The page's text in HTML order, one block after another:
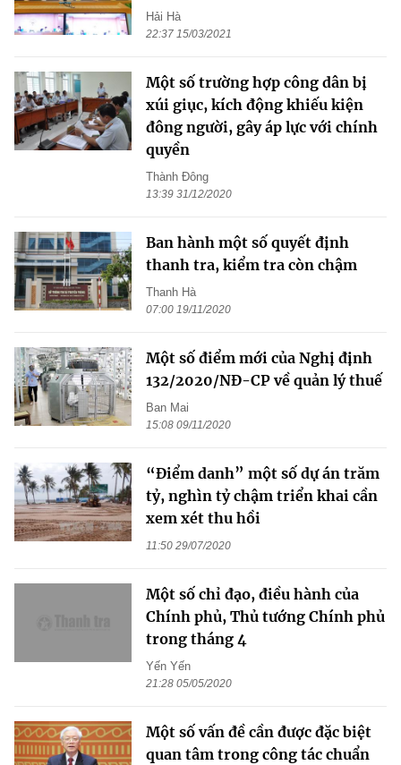
Hải Hà
22:37 15/03/2021
Một số trường hợp công dân bị
xúi giục, kích động khiếu kiện
đông người, gây áp lực với chính
quyền
Thành Đông
13:39 31/12/2020
Ban hành một số quyết định
thanh tra, kiểm tra còn chậm
Thanh Hà
07:00 19/11/2020
Một số điểm mới của Nghị định
132/2020/NĐ-CP về quản lý thuế
Ban Mai
15:08 09/11/2020
“Điểm danh” một số dự án trăm
tỷ, nghìn tỷ chậm triển khai cần
xem xét thu hồi
11:50 29/07/2020
Một số chỉ đạo, điều hành của
Chính phủ, Thủ tướng Chính phủ
trong tháng 4
Yến Yến
21:28 05/05/2020
Một số vấn đề cần được đặc biệt
quan tâm trong công tác chuẩn